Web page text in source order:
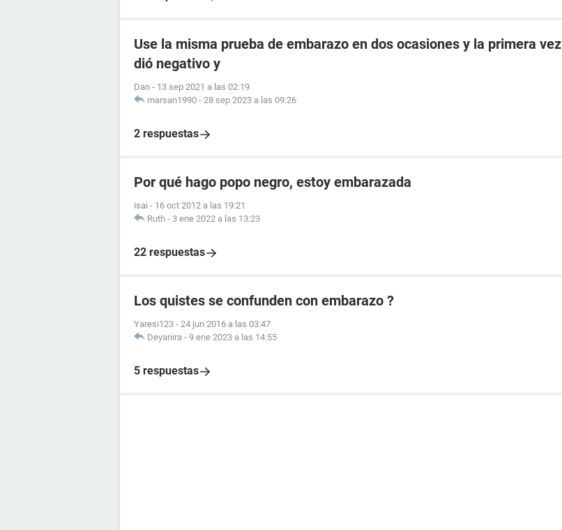
Use la misma prueba de embarazo en dos ocasiones y la primera vez
dió negativo y
Dan - 13 sep 2021 a las 02:19
marsan1990 - 28 sep 2023 a las 09:26
2 respuestas
Por qué hago popo negro, estoy embarazada
isai - 16 oct 2012 a las 19:21
Ruth - 3 ene 2022 a las 13:23
22 respuestas
Los quistes se confunden con embarazo ?
Yaresi123 - 24 jun 2016 a las 03:47
Deyanira - 9 ene 2023 a las 14:55
5 respuestas